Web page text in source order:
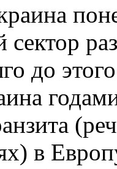
сектор
до
в